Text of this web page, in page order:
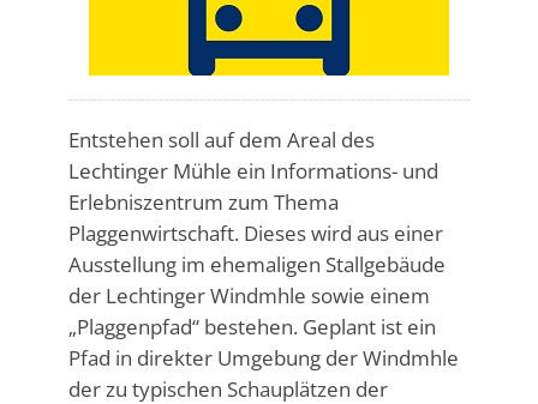
Entstehen soll auf dem Areal des
Lechtinger Mühle ein Informations- und
Erlebniszentrum zum Thema
Plaggenwirtschaft. Dieses wird aus einer
Ausstellung im ehemaligen Stallgebäude
der Lechtinger Windmhle sowie einem
„Plaggenpfad“ bestehen. Geplant ist ein
Pfad in direkter Umgebung der Windmhle
der zu typischen Schauplätzen der